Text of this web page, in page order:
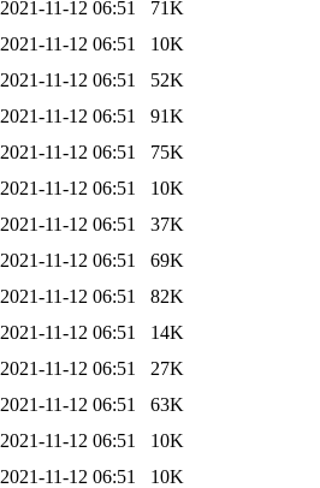
2021-11-12 06:51
71K
2021-11-12 06:51
10K
2021-11-12 06:51
52K
2021-11-12 06:51
91K
2021-11-12 06:51
75K
2021-11-12 06:51
10K
2021-11-12 06:51
37K
2021-11-12 06:51
69K
2021-11-12 06:51
82K
2021-11-12 06:51
14K
2021-11-12 06:51
27K
2021-11-12 06:51
63K
2021-11-12 06:51
10K
2021-11-12 06:51
10K